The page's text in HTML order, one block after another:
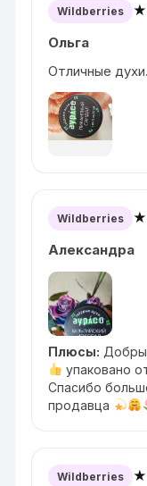
Wildberries
Ольга
Отличные
Wildberries
Александра
Плюсы:
упаковано
Спасибо
продавца
Wildberries